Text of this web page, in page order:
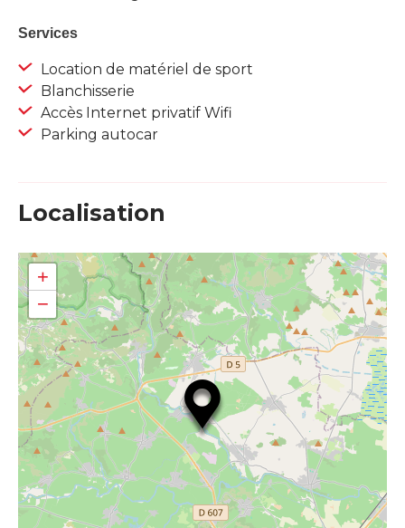
Services
Location de matériel de sport
Blanchisserie
Accès Internet privatif Wifi
Parking autocar
Localisation
+
−